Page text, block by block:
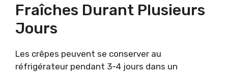
Fraîches Durant Plusieurs
Jours
Les crêpes peuvent se conserver au
réfrigérateur pendant 3-4 jours dans un